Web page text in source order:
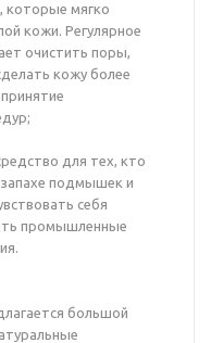
которые мягко
кожи. Регулярное
очистить поры,
кожу более
для тех, кто
подмышек и
себя
промышленные
большой